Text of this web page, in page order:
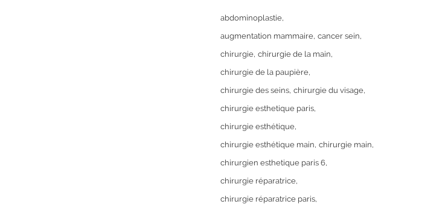
abdominoplastie
augmentation mammaire cancer sein
chirurgie chirurgie de la main
chirurgie de la paupière
chirurgie des seins chirurgie du visage
chirurgie esthetique paris
chirurgie esthétique
chirurgie esthétique main chirurgie main
chirurgien esthetique paris 6
chirurgie réparatrice
chirurgie réparatrice paris